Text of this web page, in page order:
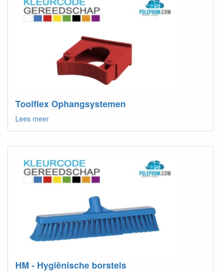
Toolflex Ophangsystemen
Lees meer
HM - Hygiënische borstels